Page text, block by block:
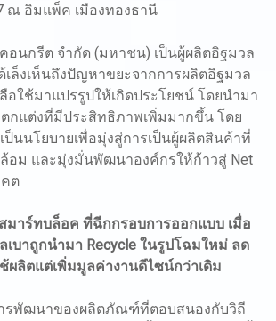
ณ อิมแพ็ค เมืองทองธานี
กรีต จำกัด (มหาชน) เป็นผู้ผลิตอิฐมวล
เล็งเห็นถึงปัญหาขยะจากการผลิตอิฐมวล
อใช้มาแปรรูปให้เกิดประโยชน์ โดยนำมา
กแต่งที่มีประสิทธิภาพเพิ่มมากขึ้น โดย
นนโยบายเพื่อมุ่งสู่การเป็นผู้ผลิตสินค้าที่
อม และมุ่งมั่นพัฒนาองค์กรให้ก้าวสู่ Net
ต
มาร์ทบล็อค ที่ฉีกกรอบการออกแบบ เมื่อ
เบาถูกนำมา Recycle ในรูปโฉมใหม่ ลด
ลิตแต่เพิ่มมูลค่างานดีไซน์กว่าเดิม
ฒนาของผลิตภัณฑ์ที่ตอบสนองกับวิถี